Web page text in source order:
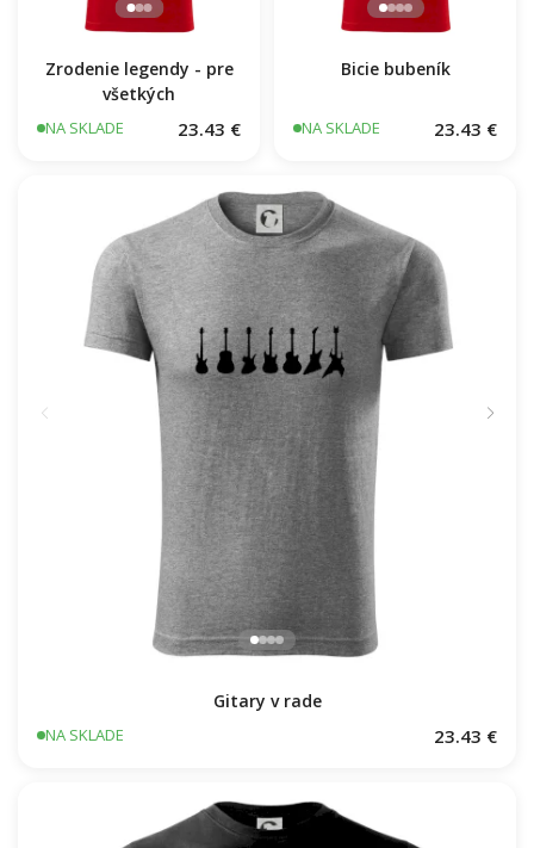
Zrodenie legendy - pre
všetkých
NA SKLADE 23.43 €
Bicie bubeník
NA SKLADE 23.43 €
Gitary v rade
NA SKLADE 23.43 €